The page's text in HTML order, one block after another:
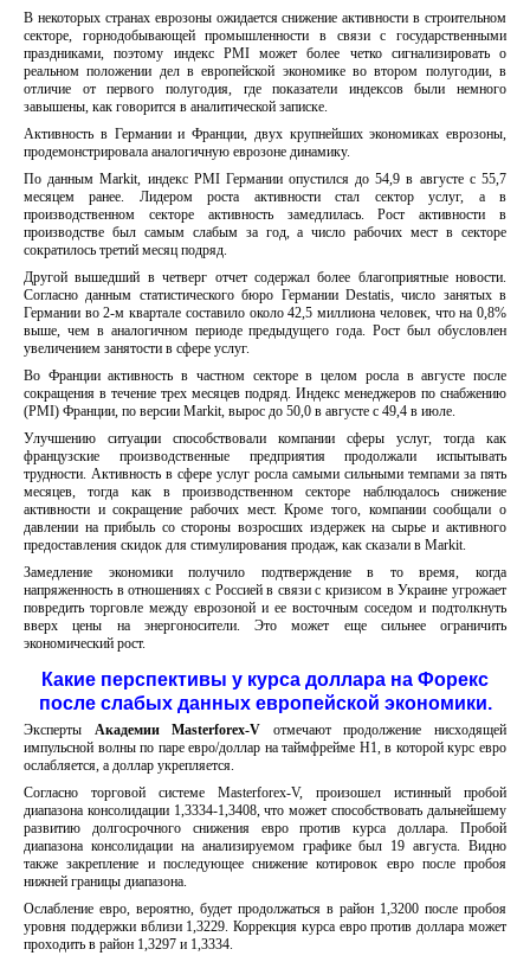
В некоторых странах еврозоны ожидается снижение активности в строительном
секторе, горнодобывающей промышленности в связи с государственными
праздниками, поэтому индекс PMI может более четко сигнализировать о
реальном положении дел в европейской экономике во втором полугодии, в
отличие от первого полугодия, где показатели индексов были немного
завышены, как говорится в аналитической записке.
Активность в Германии и Франции, двух крупнейших экономиках еврозоны,
продемонстрировала аналогичную еврозоне динамику.
По данным Markit, индекс PMI Германии опустился до 54,9 в августе с 55,7
месяцем ранее. Лидером роста активности стал сектор услуг, а в
производственном секторе активность замедлилась. Рост активности в
производстве был самым слабым за год, а число рабочих мест в секторе
сократилось третий месяц подряд.
Другой вышедший в четверг отчет содержал более благоприятные новости.
Согласно данным статистического бюро Германии Destatis, число занятых в
Германии во 2-м квартале составило около 42,5 миллиона человек, что на 0,8%
выше, чем в аналогичном периоде предыдущего года. Рост был обусловлен
увеличением занятости в сфере услуг.
Во Франции активность в частном секторе в целом росла в августе после
сокращения в течение трех месяцев подряд. Индекс менеджеров по снабжению
(PMI) Франции, по версии Markit, вырос до 50,0 в августе с 49,4 в июле.
Улучшению ситуации способствовали компании сферы услуг, тогда как
французские производственные предприятия продолжали испытывать
трудности. Активность в сфере услуг росла самыми сильными темпами за пять
месяцев, тогда как в производственном секторе наблюдалось снижение
активности и сокращение рабочих мест. Кроме того, компании сообщали о
давлении на прибыль со стороны возросших издержек на сырье и активного
предоставления скидок для стимулирования продаж, как сказали в Markit.
Замедление экономики получило подтверждение в то время, когда
напряженность в отношениях с Россией в связи с кризисом в Украине угрожает
повредить торговле между еврозоной и ее восточным соседом и подтолкнуть
вверх цены на энергоносители. Это может еще сильнее ограничить
экономический рост.
Какие перспективы у курса доллара на Форекс
после слабых данных европейской экономики.
Эксперты АкадемииMasterforex-V отмечают продолжение нисходящей
импульсной волны по паре евро/доллар на таймфрейме Н1, в которой курс евро
ослабляется, а доллар укрепляется.
Согласно торговой системе Masterforex-V, произошел истинный пробой
диапазона консолидации 1,3334-1,3408, что может способствовать дальнейшему
развитию долгосрочного снижения евро против курса доллара. Пробой
диапазона консолидации на анализируемом графике был 19 августа. Видно
также закрепление и последующее снижение котировок евро после пробоя
нижней границы диапазона.
Ослабление евро, вероятно, будет продолжаться в район 1,3200 после пробоя
уровня поддержки вблизи 1,3229. Коррекция курса евро против доллара может
проходить в район 1,3297 и 1,3334.